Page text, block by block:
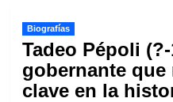
Biografías
Tadeo Pépoli (?-
gobernante que
clave en la